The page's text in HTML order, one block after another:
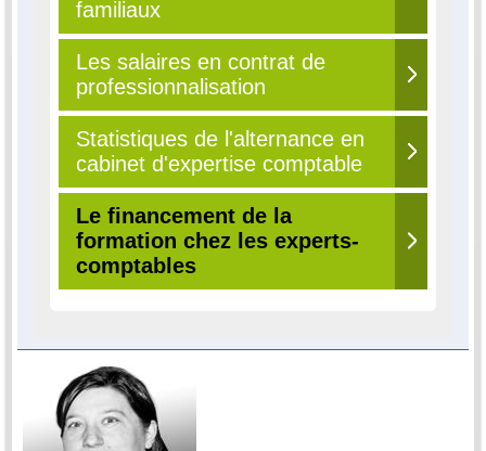
familiaux
Les salaires en contrat de
professionnalisation
Statistiques de l'alternance en
cabinet d'expertise comptable
Le financement de la
formation chez les experts-
comptables